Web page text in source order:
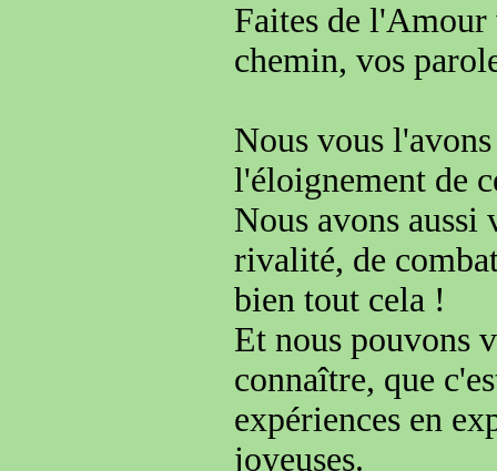
Faites de
chemin, vos
Nous vous
l'éloignement de
Nous avons aussi
rivalité, de
bien tout cela !
Et nous pouvons
connaître, que
expériences en
joyeuses.